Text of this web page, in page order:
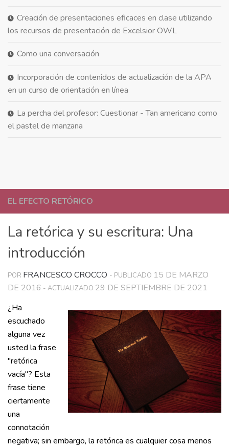
EL EFECTO RETÓRICO
La retórica y su escritura: Una
introducción
POR FRANCESCO CROCCO - PUBLICADO 15 DE MARZO
DE 2016 - ACTUALIZADO 29 DE SEPTIEMBRE DE 2021
¿Ha
escuchado
alguna vez
usted la frase
"retórica
vacía"? Esta
frase tiene
ciertamente
una
connotación
negativa; sin embargo, la retórica es cualquier cosa menos
Creación de presentaciones eficaces en clase utilizando
los recursos de presentación de Excelsior OWL
Como una conversación
Incorporación de contenidos de actualización de la APA
en un curso de orientación en línea
La percha del profesor: Cuestionar - Tan americano como
el pastel de manzana